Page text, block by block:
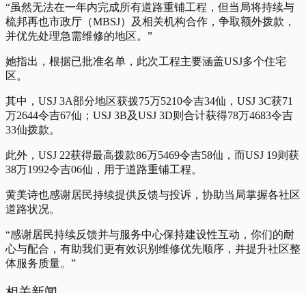
“虽然无法在一年内完成所有道路重铺工程，但当局将持续与
梳邦再也市政厅（MBSJ）及相关机构合作，争取额外拨款，
并优先处理急需维修的地区。”
她指出，根据已批准名单，此次工程主要涵盖USJ多个住宅
区。
其中，USJ 3A部分地区获拨75万5210令吉34仙，USJ 3C获71
万2644令吉67仙；USJ 3B及USJ 3D则合计获得78万4683令吉
33仙拨款。
此外，USJ 22获得最高拨款86万5469令吉58仙，而USJ 19则获
38万1992令吉06仙，用于道路重铺工程。
黄美诗也感谢居民持续提供反馈与投诉，协助当局掌握各社区
道路状况。
“感谢居民持续反馈并与服务中心保持建设性互动，你们的耐
心与配合，有助我们更有效识别维修优先顺序，并提升社区整
体服务质量。”